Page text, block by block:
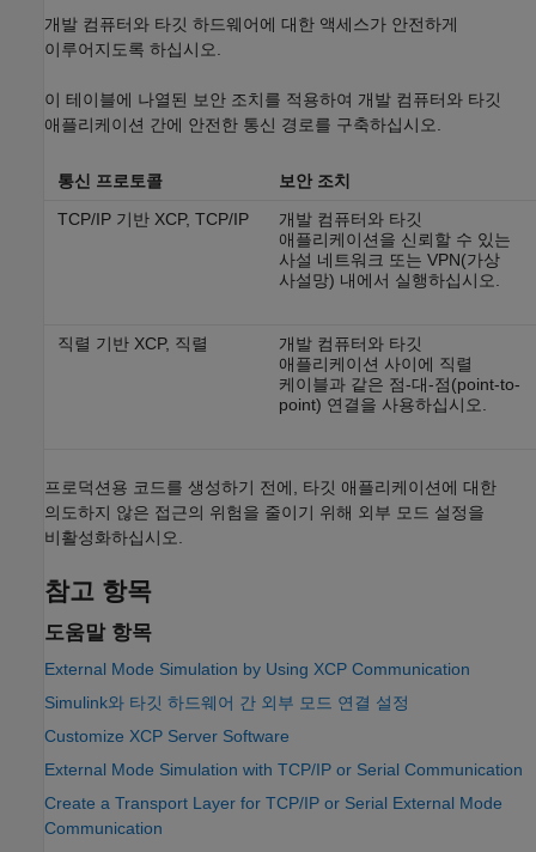
개발 컴퓨터와 타깃 하드웨어에 대한 액세스가 안전하게
이루어지도록 하십시오.
이 테이블에 나열된 보안 조치를 적용하여 개발 컴퓨터와 타깃
애플리케이션 간에 안전한 통신 경로를 구축하십시오.
통신 프로토콜
보안 조치
TCP/IP 기반 XCP, TCP/IP
개발 컴퓨터와 타깃
애플리케이션을 신뢰할 수 있는
사설 네트워크 또는 VPN(가상
사설망) 내에서 실행하십시오.
직렬 기반 XCP, 직렬
개발 컴퓨터와 타깃
애플리케이션 사이에 직렬
케이블과 같은 점-대-점(point-to-
point) 연결을 사용하십시오.
프로덕션용 코드를 생성하기 전에, 타깃 애플리케이션에 대한
의도하지 않은 접근의 위험을 줄이기 위해 외부 모드 설정을
비활성화하십시오.
참고 항목
도움말 항목
External Mode Simulation by Using XCP Communication
Simulink와 타깃 하드웨어 간 외부 모드 연결 설정
Customize XCP Server Software
External Mode Simulation with TCP/IP or Serial Communication
Create a Transport Layer for TCP/IP or Serial External Mode
Communication